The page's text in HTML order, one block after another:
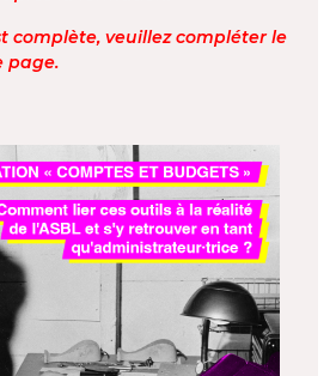
complète, veuillez compléter le
page.